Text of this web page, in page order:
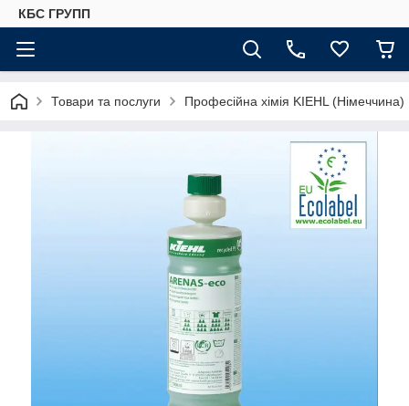
КБС ГРУПП
Товари та послуги Професійна хімія KIEHL (Німеччина)